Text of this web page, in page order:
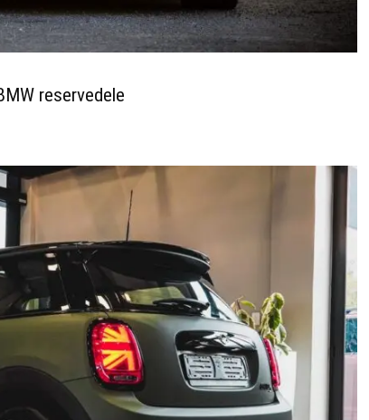
reservedele